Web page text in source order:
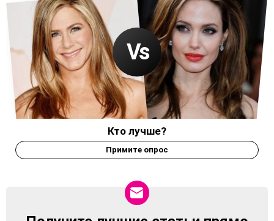
Кто лучше?
Примите опрос